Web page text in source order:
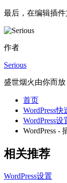
最后，在编辑插件
作者
Serious
盛世烟火由你而
首页
WordPress
WordPress设
WordPress -
相关推荐
WordPress设置